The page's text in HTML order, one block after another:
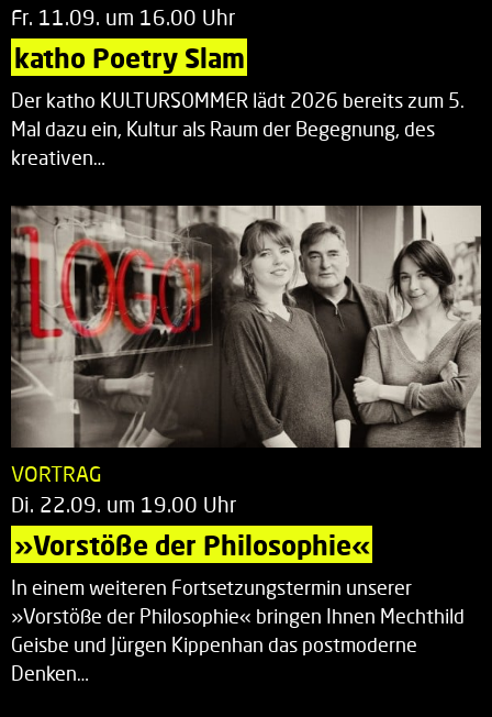
Fr. 11.09. um 16.00 Uhr
katho Poetry Slam
Der katho KULTURSOMMER lädt 2026 bereits zum 5.
Mal dazu ein, Kultur als Raum der Begegnung, des
kreativen…
VORTRAG
Di. 22.09. um 19.00 Uhr
»Vorstöße der Philosophie«
In einem weiteren Fortsetzungstermin unserer
»Vorstöße der Philosophie« bringen Ihnen Mechthild
Geisbe und Jürgen Kippenhan das postmoderne
Denken…